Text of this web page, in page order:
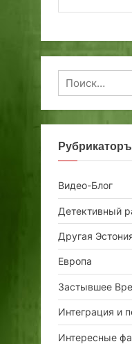
Найти:
Рубрикаторъ
Видео-Блог
Детективный
Другая
Европа
Застывшее
Интеграция и
Интересные